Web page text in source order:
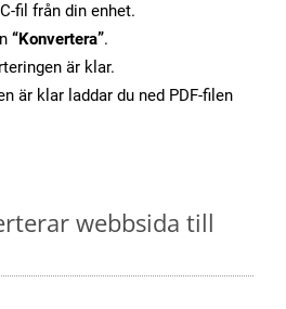
fil från din enhet.
“Konvertera”.
är klar.
är klar laddar du ned PDF-filen
webbsida till